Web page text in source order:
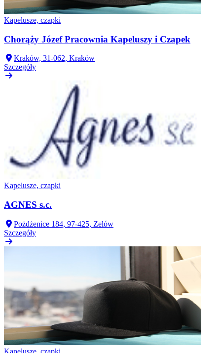
Kapelusze, czapki
Chorąży Józef Pracownia Kapeluszy i Czapek
Kraków, 31-062, Kraków
Szczegóły
Kapelusze, czapki
AGNES s.c.
Pożdżenice 184, 97-425, Zelów
Szczegóły
Kapelusze, czapki